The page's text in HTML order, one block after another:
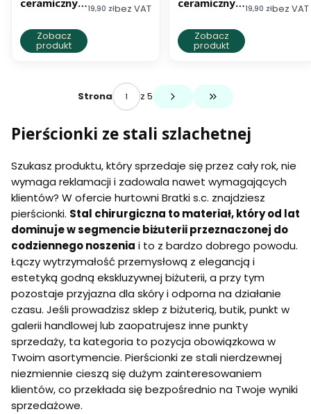
ceramiczny
Cena netto
19,90 złbez VAT
Zobacz
produkt
ceramiczny
Cena netto
19,90 złbez VAT
Zobacz
produkt
Strona z 5 Przejdź do ostatniej
Pierścionki ze stali szlachetnej
Szukasz produktu, który sprzedaje się przez cały rok, nie
wymaga reklamacji i zadowala nawet wymagających
klientów? W ofercie hurtowni Bratki s.c. znajdziesz
pierścionki. Stal chirurgiczna to materiał, który od lat
dominuje w segmencie biżuterii przeznaczonej do
codziennego noszenia i to z bardzo dobrego powodu.
Łączy wytrzymałość przemysłową z elegancją i
estetyką godną ekskluzywnej biżuterii, a przy tym
pozostaje przyjazna dla skóry i odporna na działanie
czasu. Jeśli prowadzisz sklep z biżuterią, butik, punkt w
galerii handlowej lub zaopatrujesz inne punkty
sprzedaży, ta kategoria to pozycja obowiązkowa w
Twoim asortymencie. Pierścionki ze stali nierdzewnej
niezmiennie cieszą się dużym zainteresowaniem
klientów, co przekłada się bezpośrednio na Twoje wyniki
sprzedażowe.